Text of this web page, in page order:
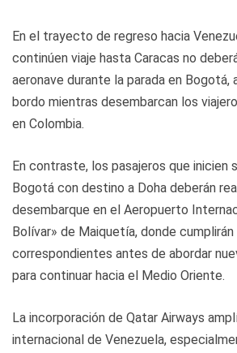
En el trayecto de regreso hacia
continúen viaje hasta Caracas no
aeronave durante la parada en Bogotá,
bordo mientras desembarcan los
en Colombia.
En contraste, los pasajeros que inicien
Bogotá con destino a Doha deberán
desembarque en el Aeropuerto
Bolívar» de Maiquetía, donde
correspondientes antes de abordar
para continuar hacia el Medio Oriente.
La incorporación de Qatar Airways
internacional de Venezuela,